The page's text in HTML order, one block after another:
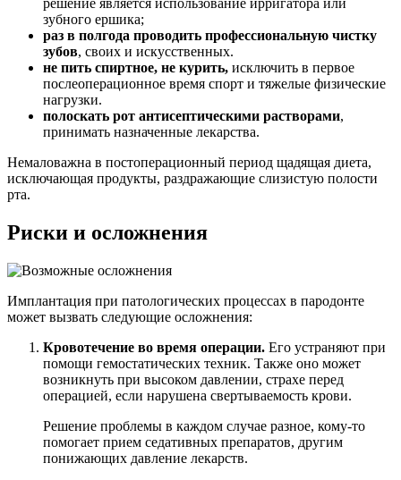
решение является использование ирригатора или
зубного ершика;
раз в полгода проводить профессиональную чистку
зубов, своих и искусственных.
не пить спиртное, не курить, исключить в первое
послеоперационное время спорт и тяжелые физические
нагрузки.
полоскать рот антисептическими растворами,
принимать назначенные лекарства.
Немаловажна в постоперационный период щадящая диета,
исключающая продукты, раздражающие слизистую полости
рта.
Риски и осложнения
Имплантация при патологических процессах в пародонте
может вызвать следующие осложнения:
Кровотечение во время операции. Его устраняют при
помощи гемостатических техник. Также оно может
возникнуть при высоком давлении, страхе перед
операцией, если нарушена свертываемость крови.
Решение проблемы в каждом случае разное, кому-то
помогает прием седативных препаратов, другим
понижающих давление лекарств.